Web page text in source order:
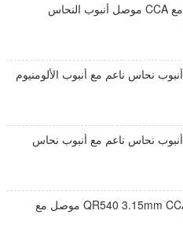
1/2 "كابل مكثف RF مع CCA موصل أنبوب النحاس
7/8 "كابل مكثف RF أنبوب نحاس ناعم مع أنبوب الألومنيوم
7/8 "كابل مكثف RF أنبوب نحاس ناعم مع أنبوب نحاس
كابل متكافئ للجذع QR540 3.15mm CCA موصل مع